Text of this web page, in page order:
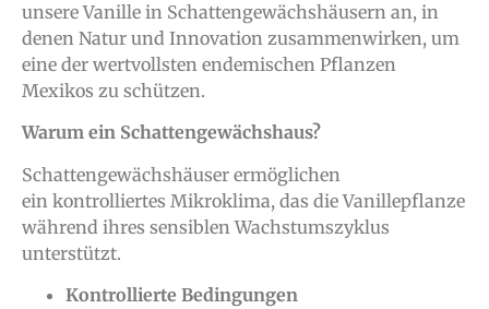
unsere Vanille in Schattengewächshäusern an, in
denen Natur und Innovation zusammenwirken, um
eine der wertvollsten endemischen Pflanzen
Mexikos zu schützen.
Warum ein Schattengewächshaus?
Schattengewächshäuser ermöglichen
ein kontrolliertes Mikroklima, das die Vanillepflanze
während ihres sensiblen Wachstumszyklus
unterstützt.
Kontrollierte Bedingungen